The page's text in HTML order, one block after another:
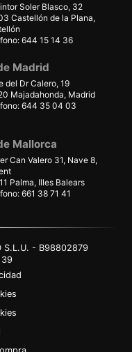
Soler Blasco, 32
Castellón de la Plana,
644 15 14 36
Madrid
del Dr Calero, 19
Majadahonda, Madrid
644 35 04 03
Mallorca
Can Valero 31, Nave 8,
Palma, Illes Balears
661 38 71 41
S.L.U. - B98802879